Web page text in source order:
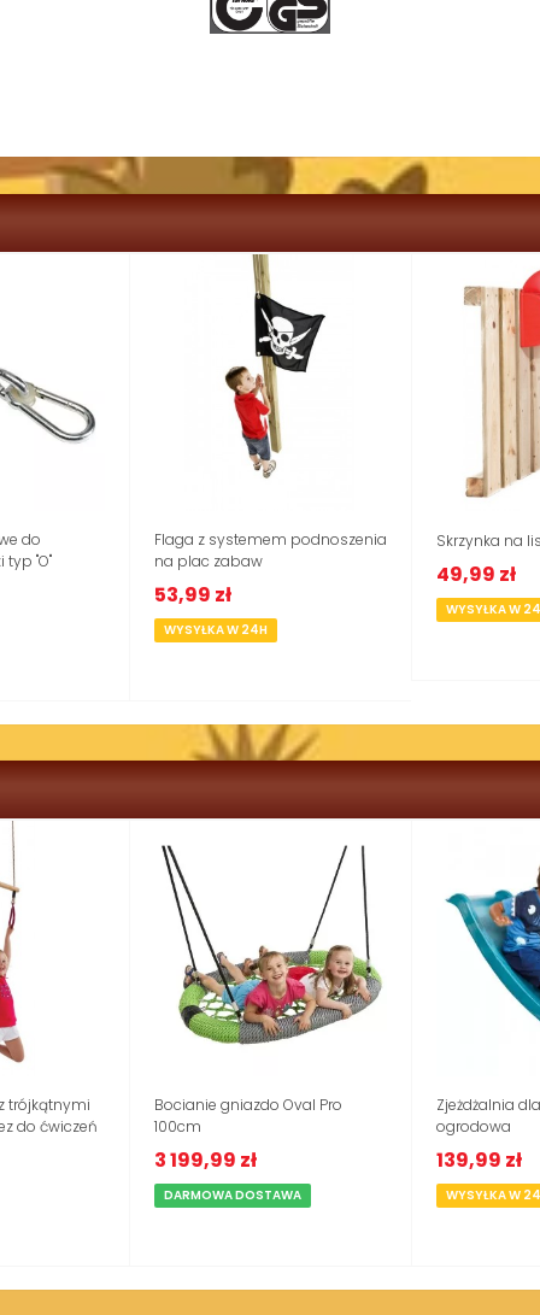
do
"O"
Flaga z systemem podnoszenia
na plac zabaw
53,99 zł
WYSYŁKA W 24H
Skrzynka na
49,99 zł
WYSYŁKA W
trójkątnymi
do ćwiczeń
Bocianie gniazdo Oval Pro
100cm
3 199,99 zł
DARMOWA DOSTAWA
Zjeżdżalnia
ogrodowa
139,99 zł
WYSYŁKA W